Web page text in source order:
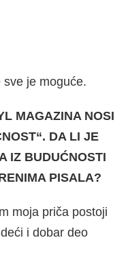
je moguće.
MAGAZINA NOSI
DA LI JE
IZ BUDUĆNOSTI
PISALA?
moja priča postoji
i dobar deo